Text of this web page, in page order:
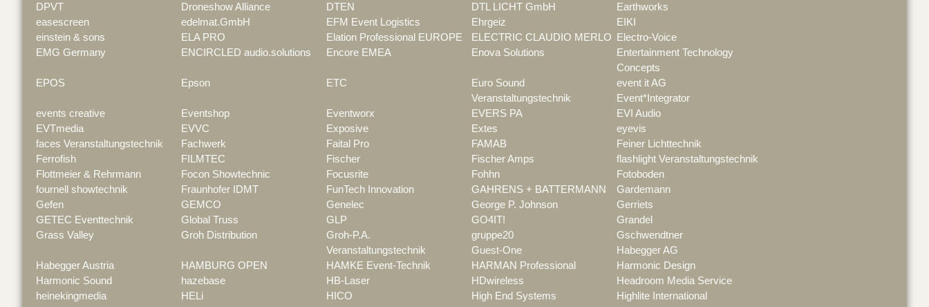
DPVT
Droneshow Alliance DTEN DTL LICHT GmbH
Earthworks
easescreen
edelmat.GmbH EFM Event Logistics Ehrgeiz
EIKI
einstein & sons
ELA PRO Elation Professional EUROPE ELECTRIC CLAUDIO MERLO
Electro-Voice
EMG Germany
ENCIRCLED audio.solutions Encore EMEA Enova Solutions
Entertainment Technology
Concepts
EPOS
Epson ETC
Euro Sound
Veranstaltungstechnik
event it AG
Event*Integrator
events creative
Eventshop Eventworx EVERS PA
EVI Audio
EVTmedia
EVVC Exposive Extes
eyevis
faces Veranstaltungstechnik
Fachwerk Faital Pro FAMAB
Feiner Lichttechnik
Ferrofish
FILMTEC Fischer Fischer Amps
flashlight Veranstaltungstechnik
Flottmeier & Rehrmann
Focon Showtechnic Focusrite Fohhn
Fotoboden
fournell showtechnik
Fraunhofer IDMT FunTech Innovation GAHRENS + BATTERMANN
Gardemann
Gefen
GEMCO Genelec George P. Johnson
Gerriets
GETEC Eventtechnik
Global Truss GLP GO4IT!
Grandel
Grass Valley
Groh Distribution
Groh-P.A.
Veranstaltungstechnik
gruppe20
Gschwendtner
Guest-One
Habegger AG
Habegger Austria
HAMBURG OPEN HAMKE Event-Technik HARMAN Professional
Harmonic Design
Harmonic Sound
hazebase HB-Laser HDwireless
Headroom Media Service
heinekingmedia
HELi HICO High End Systems
Highlite International